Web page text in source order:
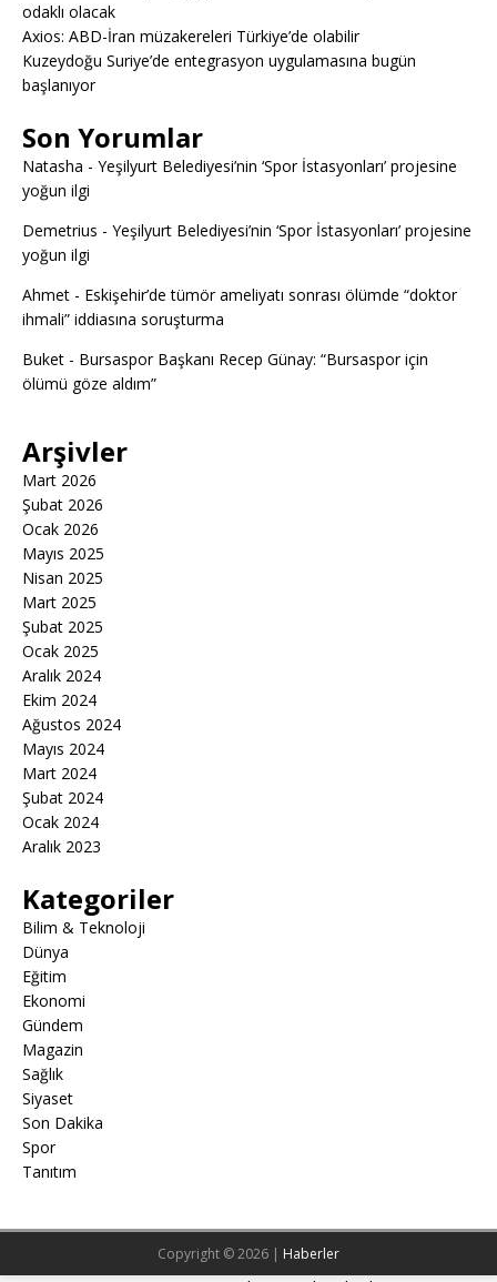
odaklı olacak
Axios: ABD-İran müzakereleri Türkiye’de olabilir
Kuzeydoğu Suriye’de entegrasyon uygulamasına bugün
başlanıyor
Son Yorumlar
Natasha - Yeşilyurt Belediyesi’nin ‘Spor İstasyonları’ projesine
yoğun ilgi
Demetrius - Yeşilyurt Belediyesi’nin ‘Spor İstasyonları’ projesine
yoğun ilgi
Ahmet - Eskişehir’de tümör ameliyatı sonrası ölümde “doktor
ihmali” iddiasına soruşturma
Buket - Bursaspor Başkanı Recep Günay: “Bursaspor için
ölümü göze aldım”
Arşivler
Mart 2026
Şubat 2026
Ocak 2026
Mayıs 2025
Nisan 2025
Mart 2025
Şubat 2025
Ocak 2025
Aralık 2024
Ekim 2024
Ağustos 2024
Mayıs 2024
Mart 2024
Şubat 2024
Ocak 2024
Aralık 2023
Kategoriler
Bilim & Teknoloji
Dünya
Eğitim
Ekonomi
Gündem
Magazin
Sağlık
Siyaset
Son Dakika
Spor
Tanıtım
Copyright © 2026 | Haberler